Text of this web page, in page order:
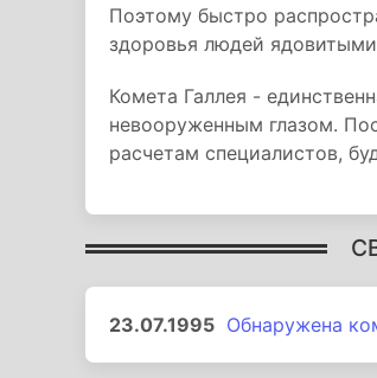
Поэтому быстро
здоровья людей
Комета Галлея -
невооруженным глазом.
расчетам специалистов,
23.07.1995 Обнаружена